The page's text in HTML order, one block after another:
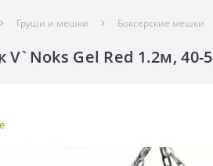
Груши и мешки Боксерские мешки
Gel Red 1.2м, 40-